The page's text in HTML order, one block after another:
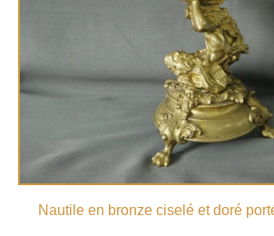
Nautile en bronze ciselé et doré